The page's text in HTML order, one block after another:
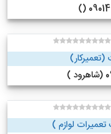
لوازم )